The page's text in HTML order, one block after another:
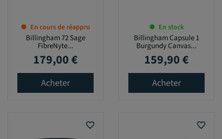
En cours de réappro
Billingham 72 Sage
FibreNyte...
Prix
179,00 €
Acheter
En stock
Billingham Capsule 1
Burgundy Canvas...
Prix
159,90 €
Acheter
favorite_border favorite_border